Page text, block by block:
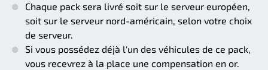
Chaque pack sera livré soit sur le serveur européen,
soit sur le serveur nord-américain, selon votre choix
de serveur.
Si vous possédez déjà l'un des véhicules de ce pack,
vous recevrez à la place une compensation en or.